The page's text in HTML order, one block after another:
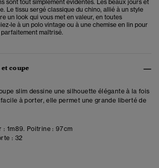
sont tout simplement évidentes. Les beaux jours et
Le tissu sergé classique du chino, allié à un style
un look qui vous met en valeur, en toutes
le à un polo vintage ou à une chemise en lin pour
maîtrisé.
coupe
slim dessine une silhouette élégante à la fois
à porter, elle permet une grande liberté de
: 1m89. Poitrine : 97cm
: 32